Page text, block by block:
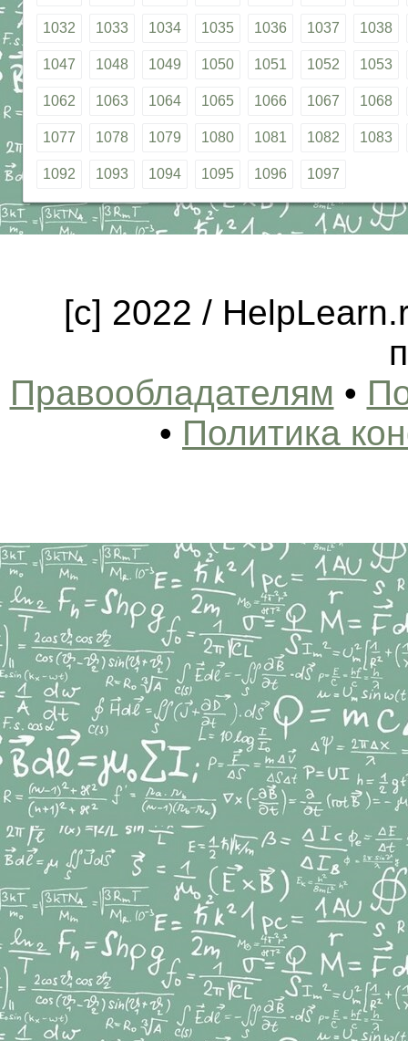
1032 1033 1034 1035 1036 1037 1038
1047 1048 1049 1050 1051 1052 1053
1062 1063 1064 1065 1066 1067 1068
1077 1078 1079 1080 1081 1082 1083
1092 1093 1094 1095 1096 1097
[c] 2022 /
Правообладателям •
• Политика